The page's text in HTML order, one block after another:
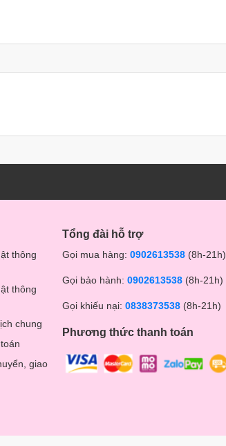
thông
thông
chung
giao
Tổng đài hỗ trợ
Gọi mua hàng: 0902613538 (8h-21h)
Gọi bảo hành: 0902613538 (8h-21h)
Gọi khiếu nại: 0838373538 (8h-21h)
Phương thức thanh toán